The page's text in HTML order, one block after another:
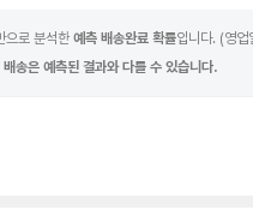
으로 분석한 예측 배송완료 확률입니다. (영업
배송은 예측된 결과와 다를 수 있습니다.